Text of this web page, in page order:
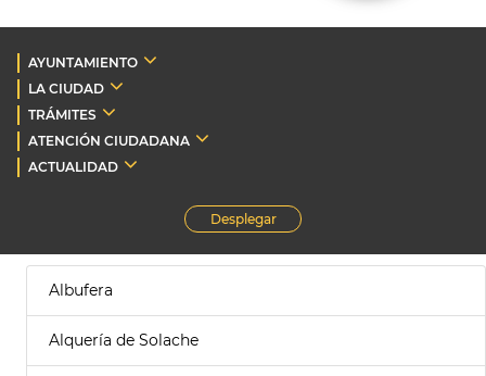
AYUNTAMIENTO
LA CIUDAD
TRÁMITES
ATENCIÓN CIUDADANA
ACTUALIDAD
Desplegar
Albufera
Alquería de Solache